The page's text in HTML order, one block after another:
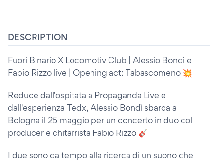
DESCRIPTION
Fuori Binario X Locomotiv Club | Alessio Bondì e
Fabio Rizzo live | Opening act: Tabascomeno 💥
Reduce dall'ospitata a Propaganda Live e
dall'esperienza Tedx, Alessio Bondì sbarca a
Bologna il 25 maggio per un concerto in duo col
producer e chitarrista Fabio Rizzo 🎸
I due sono da tempo alla ricerca di un suono che